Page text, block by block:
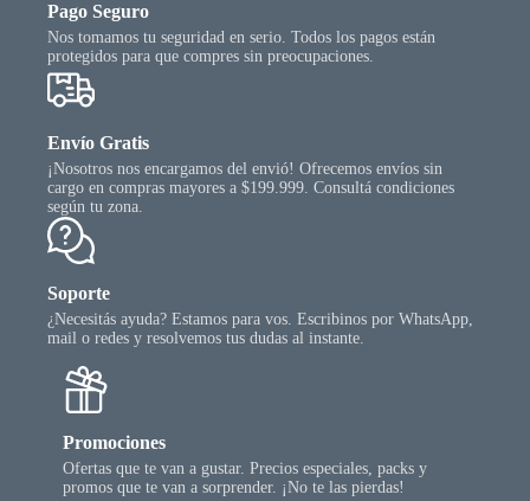
Pago Seguro
Nos tomamos tu seguridad en serio. Todos los pagos están
protegidos para que compres sin preocupaciones.
Envío Gratis
¡Nosotros nos encargamos del envió! Ofrecemos envíos sin
cargo en compras mayores a $199.999. Consultá condiciones
según tu zona.
Soporte
¿Necesitás ayuda? Estamos para vos. Escribinos por WhatsApp,
mail o redes y resolvemos tus dudas al instante.
Promociones
Ofertas que te van a gustar. Precios especiales, packs y
promos que te van a sorprender. ¡No te las pierdas!